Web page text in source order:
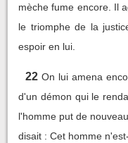
mèche fume encore. Il
le triomphe de la
espoir en lui.
22 On lui amena
d'un démon qui le
l'homme put de
disait : Cet homme